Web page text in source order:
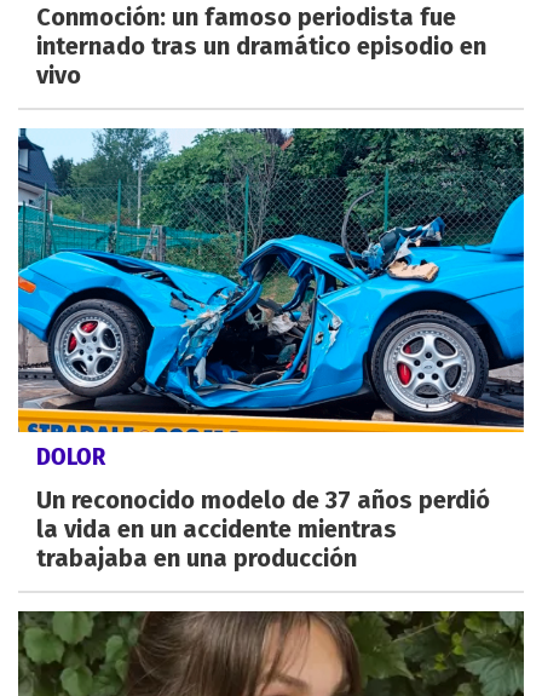
Conmoción: un famoso periodista fue
internado tras un dramático episodio en
vivo
DOLOR
Un reconocido modelo de 37 años perdió
la vida en un accidente mientras
trabajaba en una producción